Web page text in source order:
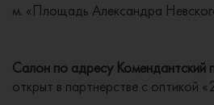
м. «Площадь Александра
Салон по адресу Комендантский
открыт в партнерстве с оптикой